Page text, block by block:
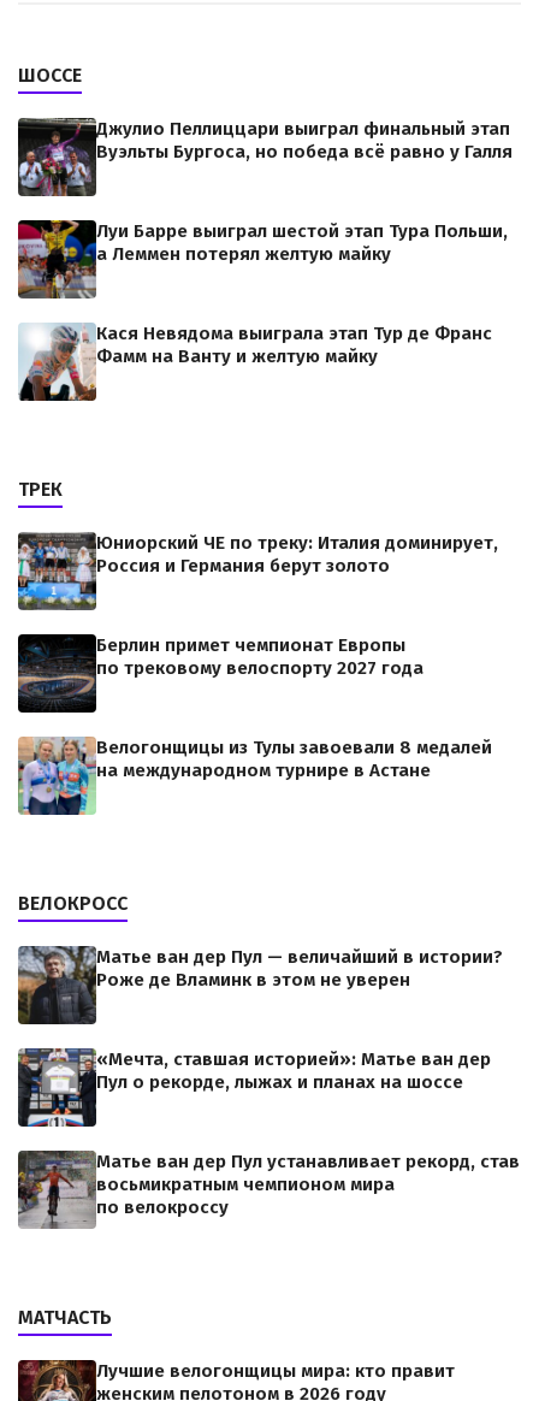
ШОССЕ
Джулио Пеллиццари выиграл финальный этап
Вуэльты Бургоса, но победа всё равно у Галля
Луи Барре выиграл шестой этап Тура Польши,
а Леммен потерял желтую майку
Кася Невядома выиграла этап Тур де Франс
Фамм на Ванту и желтую майку
ТРЕК
Юниорский ЧЕ по треку: Италия доминирует,
Россия и Германия берут золото
Берлин примет чемпионат Европы
по трековому велоспорту 2027 года
Велогонщицы из Тулы завоевали 8 медалей
на международном турнире в Астане
ВЕЛОКРОСС
Матье ван дер Пул — величайший в истории?
Роже де Вламинк в этом не уверен
«Мечта, ставшая историей»: Матье ван дер
Пул о рекорде, лыжах и планах на шоссе
Матье ван дер Пул устанавливает рекорд, став
восьмикратным чемпионом мира
по велокроссу
МАТЧАСТЬ
Лучшие велогонщицы мира: кто правит
женским пелотоном в 2026 году